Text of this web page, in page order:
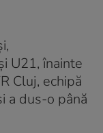
U21, înainte
Cluj, echipă
a dus-o până